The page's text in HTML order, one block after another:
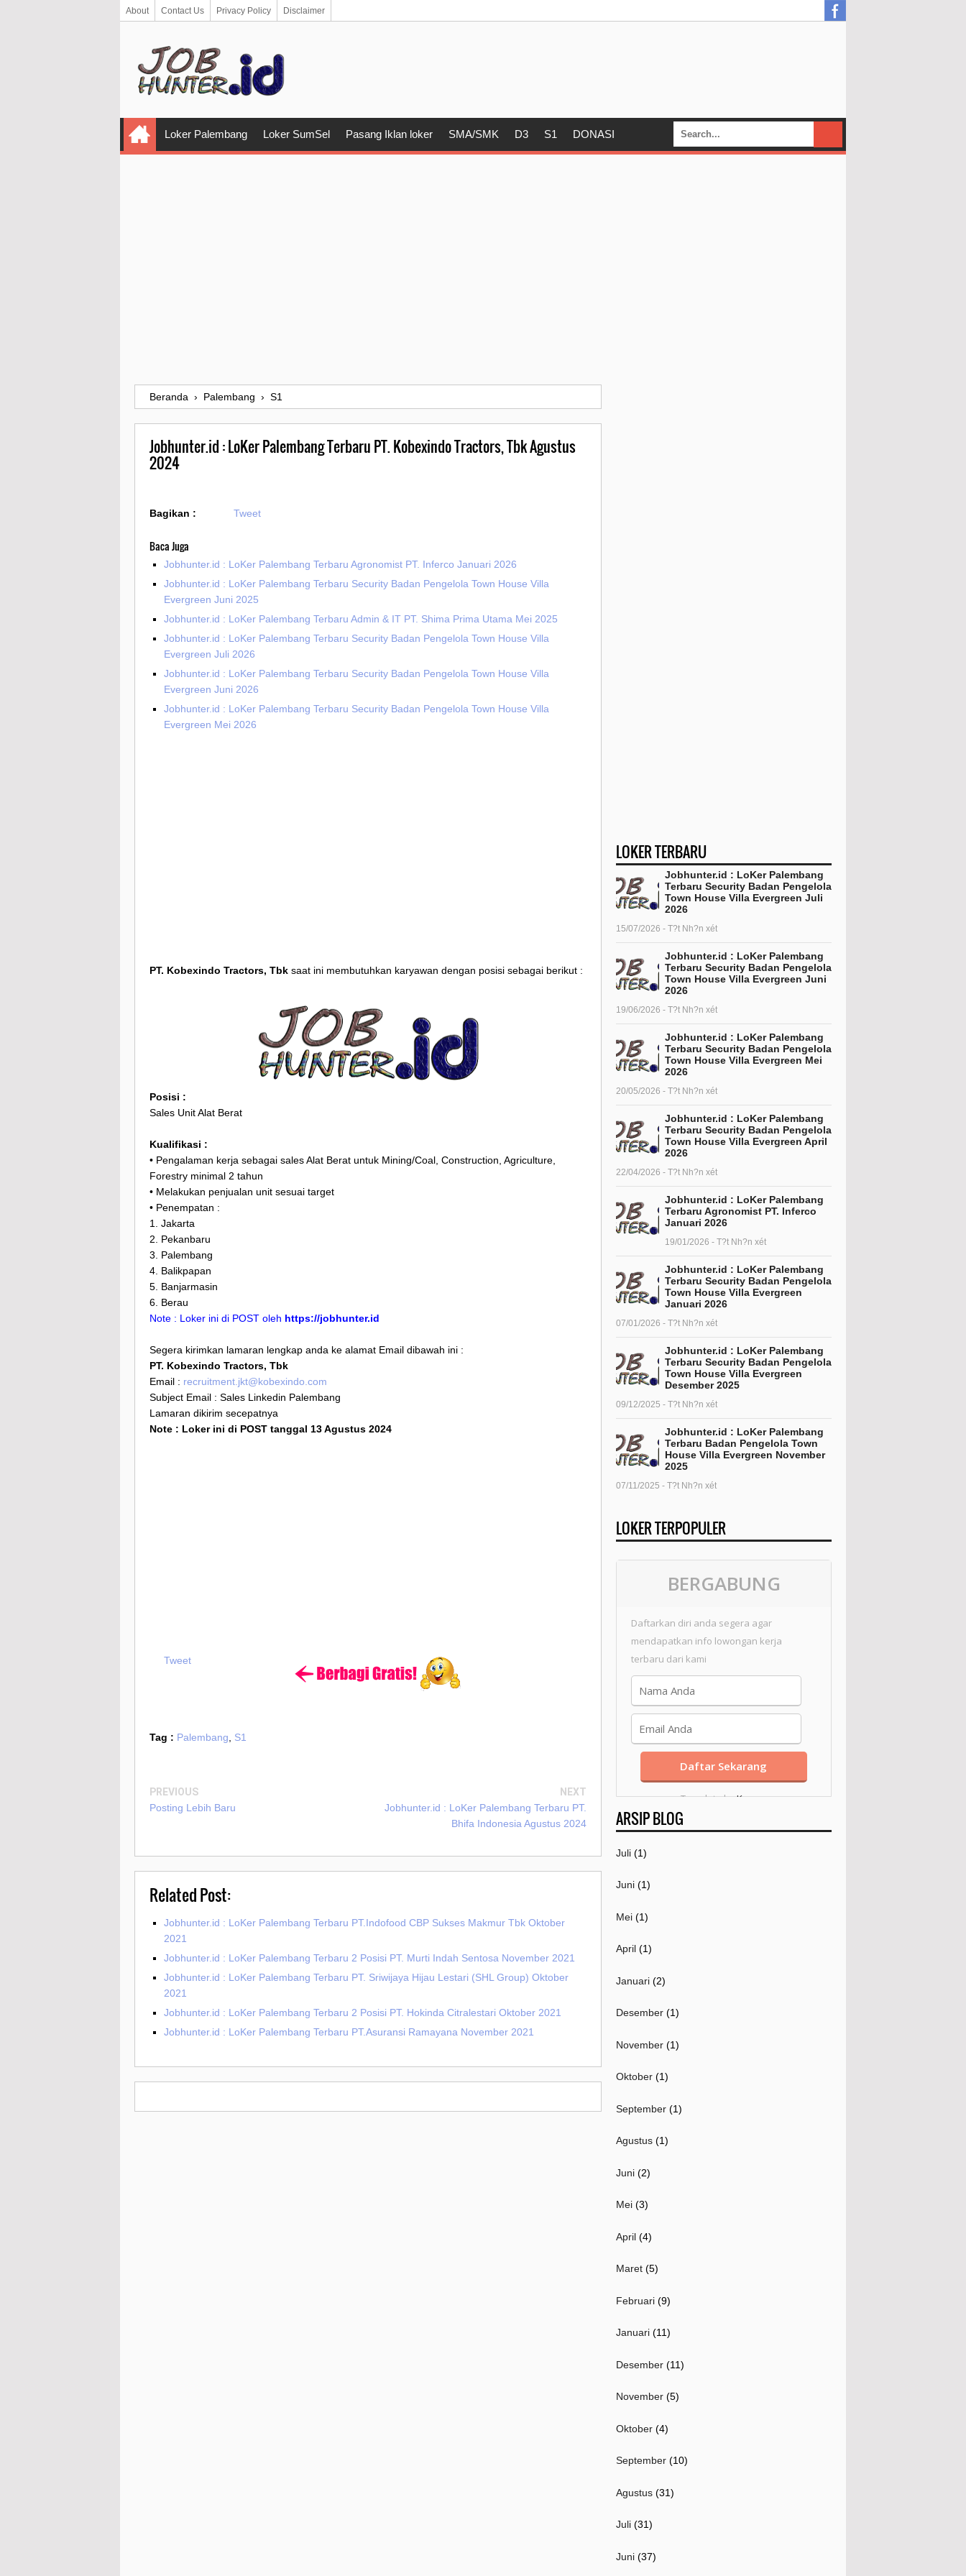
About Contact Us Privacy Policy Disclaimer
Loker Palembang Loker SumSel Pasang Iklan loker SMA/SMK D3 S1 DONASI
Beranda › Palembang › S1
Jobhunter.id : LoKer Palembang Terbaru PT. Kobexindo Tractors, Tbk Agustus
2024
Bagikan : Tweet
Baca Juga
Jobhunter.id : LoKer Palembang Terbaru Agronomist PT. Inferco Januari 2026
Jobhunter.id : LoKer Palembang Terbaru Security Badan Pengelola Town House Villa
Evergreen Juni 2025
Jobhunter.id : LoKer Palembang Terbaru Admin & IT PT. Shima Prima Utama Mei 2025
Jobhunter.id : LoKer Palembang Terbaru Security Badan Pengelola Town House Villa
Evergreen Juli 2026
Jobhunter.id : LoKer Palembang Terbaru Security Badan Pengelola Town House Villa
Evergreen Juni 2026
Jobhunter.id : LoKer Palembang Terbaru Security Badan Pengelola Town House Villa
Evergreen Mei 2026
PT. Kobexindo Tractors, Tbk saat ini membutuhkan karyawan dengan posisi sebagai berikut :
Posisi :
Sales Unit Alat Berat
Kualifikasi :
• Pengalaman kerja sebagai sales Alat Berat untuk Mining/Coal, Construction, Agriculture,
Forestry minimal 2 tahun
• Melakukan penjualan unit sesuai target
• Penempatan :
1. Jakarta
2. Pekanbaru
3. Palembang
4. Balikpapan
5. Banjarmasin
6. Berau
Note : Loker ini di POST oleh https://jobhunter.id
Segera kirimkan lamaran lengkap anda ke alamat Email dibawah ini :
PT. Kobexindo Tractors, Tbk
Email : recruitment.jkt@kobexindo.com
Subject Email : Sales Linkedin Palembang
Lamaran dikirim secepatnya
Note : Loker ini di POST tanggal 13 Agustus 2024
Tweet
Tag : Palembang S1
PREVIOUS
Posting Lebih Baru
NEXT
Jobhunter.id : LoKer Palembang Terbaru PT.
Bhifa Indonesia Agustus 2024
Related Post:
Jobhunter.id : LoKer Palembang Terbaru PT.Indofood CBP Sukses Makmur Tbk Oktober
2021
Jobhunter.id : LoKer Palembang Terbaru 2 Posisi PT. Murti Indah Sentosa November 2021
Jobhunter.id : LoKer Palembang Terbaru PT. Sriwijaya Hijau Lestari (SHL Group) Oktober
2021
Jobhunter.id : LoKer Palembang Terbaru 2 Posisi PT. Hokinda Citralestari Oktober 2021
Jobhunter.id : LoKer Palembang Terbaru PT.Asuransi Ramayana November 2021
LOKER TERBARU
Jobhunter.id : LoKer Palembang
Terbaru Security Badan Pengelola
Town House Villa Evergreen Juli
2026
15/07/2026 - T?t Nh?n xét
Jobhunter.id : LoKer Palembang
Terbaru Security Badan Pengelola
Town House Villa Evergreen Juni
2026
19/06/2026 - T?t Nh?n xét
Jobhunter.id : LoKer Palembang
Terbaru Security Badan Pengelola
Town House Villa Evergreen Mei
2026
20/05/2026 - T?t Nh?n xét
Jobhunter.id : LoKer Palembang
Terbaru Security Badan Pengelola
Town House Villa Evergreen April
2026
22/04/2026 - T?t Nh?n xét
Jobhunter.id : LoKer Palembang
Terbaru Agronomist PT. Inferco
Januari 2026
19/01/2026 - T?t Nh?n xét
Jobhunter.id : LoKer Palembang
Terbaru Security Badan Pengelola
Town House Villa Evergreen
Januari 2026
07/01/2026 - T?t Nh?n xét
Jobhunter.id : LoKer Palembang
Terbaru Security Badan Pengelola
Town House Villa Evergreen
Desember 2025
09/12/2025 - T?t Nh?n xét
Jobhunter.id : LoKer Palembang
Terbaru Badan Pengelola Town
House Villa Evergreen November
2025
07/11/2025 - T?t Nh?n xét
LOKER TERPOPULER
BERGABUNG
Daftarkan diri anda segera agar
mendapatkan info lowongan kerja
terbaru dari kami
Template byKang
Mousir
ARSIP BLOG
Juli (1)
Juni (1)
Mei (1)
April (1)
Januari (2)
Desember (1)
November (1)
Oktober (1)
September (1)
Agustus (1)
Juni (2)
Mei (3)
April (4)
Maret (5)
Februari (9)
Januari (11)
Desember (11)
November (5)
Oktober (4)
September (10)
Agustus (31)
Juli (31)
Juni (37)